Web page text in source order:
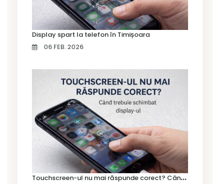
Display spart la telefon în Timișoara
06 FEB. 2026
T
ouchscreen-ul nu mai răspunde corect? Când trebuie schimbat display-ul